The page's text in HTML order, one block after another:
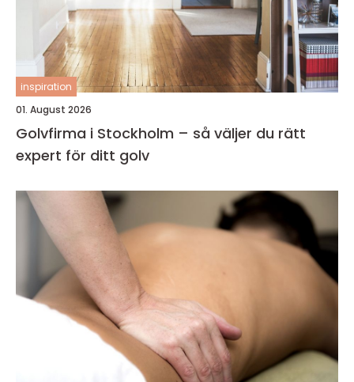
inspiration
01. August 2026
Golvfirma i Stockholm – så väljer du rätt
expert för ditt golv